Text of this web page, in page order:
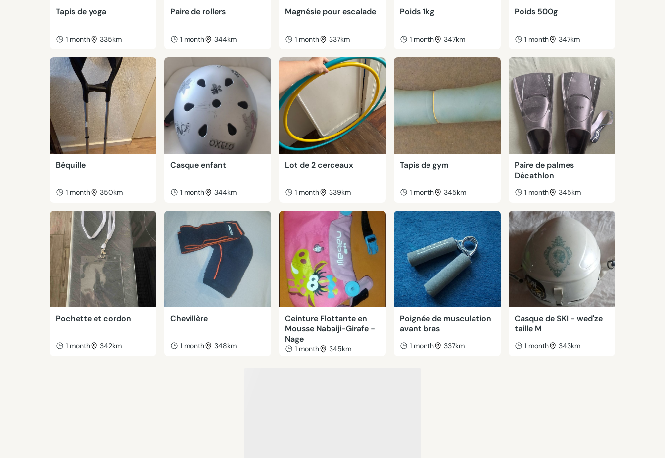
Tapis de yoga
1 month 335km
Paire de rollers
1 month 344km
Magnésie pour escalade
1 month 337km
Poids 1kg
1 month 347km
Poids 500g
1 month 347km
Béquille
1 month 350km
Casque enfant
1 month 344km
Lot de 2 cerceaux
1 month 339km
Tapis de gym
1 month 345km
Paire de palmes
Décathlon
1 month 345km
Pochette et cordon
1 month 342km
Chevillère
1 month 348km
Ceinture Flottante en
Mousse Nabaiji-Girafe -
Nage
1 month 345km
Poignée de musculation
avant bras
1 month 337km
Casque de SKI - wed'ze
taille M
1 month 343km